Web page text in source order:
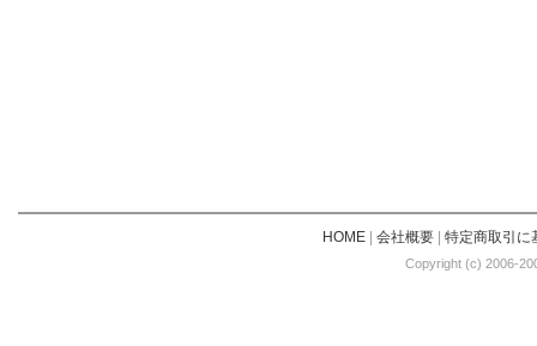
HOME| 会社概要| 特定商取引に
Copyright (c) 2006-